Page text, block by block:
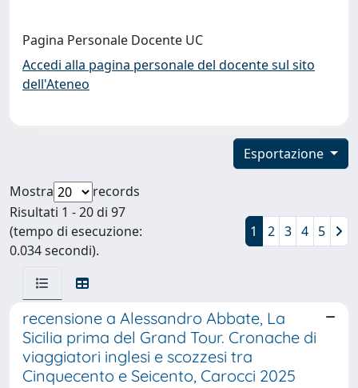
Pagina Personale Docente UC
Accedi alla pagina personale del docente sul sito
dell'Ateneo
Esportazione
Mostra
records
Risultati 1 - 20 di 97
(tempo di esecuzione:
0.034 secondi).
1 2 3 4 5
recensione a Alessandro Abbate, La
Sicilia prima del Grand Tour. Cronache di
viaggiatori inglesi e scozzesi tra
Cinquecento e Seicento, Carocci 2025